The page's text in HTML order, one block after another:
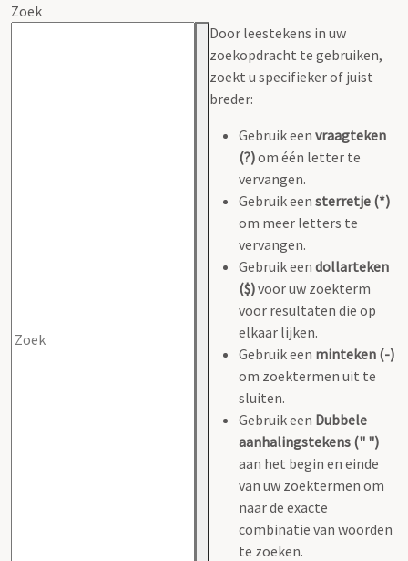
Zoek
Door leestekens in uw
zoekopdracht te gebruiken,
zoekt u specifieker of juist
breder:
Gebruik een vraagteken
(?)om één letter te
vervangen.
Gebruik een sterretje (*)
om meer letters te
vervangen.
Gebruik een dollarteken
($)voor uw zoekterm
voor resultaten die op
elkaar lijken.
Gebruik een minteken (-)
om zoektermen uit te
sluiten.
Gebruik een Dubbele
aanhalingstekens (" ")
aan het begin en einde
van uw zoektermen om
naar de exacte
combinatie van woorden
te zoeken.